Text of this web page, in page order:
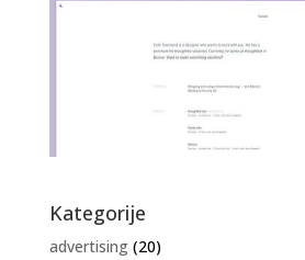
Kategorije
advertising(20)